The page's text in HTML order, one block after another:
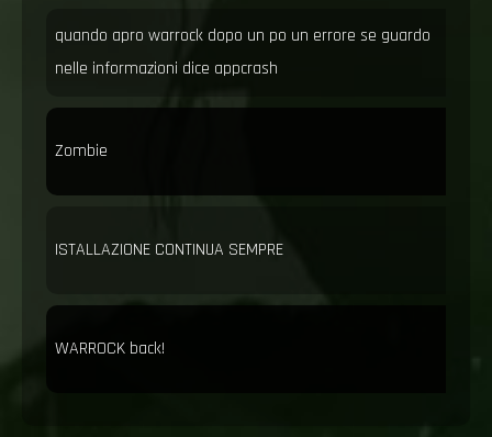
quando apro warrock dopo un po un errore se guardo
nelle informazioni dice appcrash
Zombie
ISTALLAZIONE CONTINUA SEMPRE
WARROCK back!